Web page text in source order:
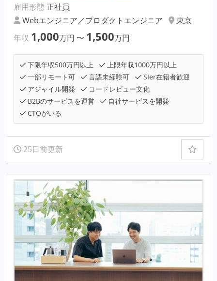
雇用形態 正社員
Webエンジニア／プロダクトエンジニア
東京
年収 1,000万円 〜 1,500万円
下限年収500万円以上
上限年収1000万円以上
一部リモート可
言語未経験可
SIer在籍者歓迎
アジャイル開発
コードレビュー文化
B2Bのサービスを運営
自社サービスを開発
CTOがいる
25日前更新